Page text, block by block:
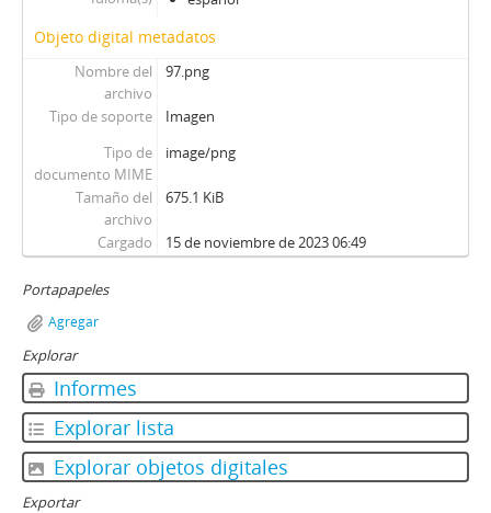
Objeto digital metadatos
Nombre del
archivo
97.png
Tipo de soporte
Imagen
Tipo de
documento MIME
image/png
Tamaño del
archivo
675.1 KiB
Cargado 15 de noviembre de 2023 06:49
Portapapeles
Agregar
Explorar
Informes
Explorar lista
Explorar objetos digitales
Exportar